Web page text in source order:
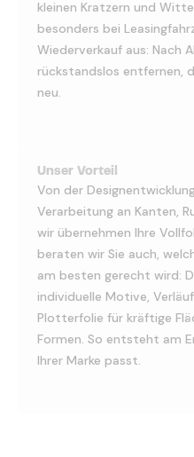
kleinen Kratzern und
besonders bei
Wiederverkauf aus: Nach
rückstandslos entfernen,
neu.
Unser Vorteil
Von der
Verarbeitung an Kanten,
wir übernehmen Ihre
beraten wir Sie auch,
am besten gerecht wird:
individuelle Motive,
Plotterfolie für kräftige
Formen. So entsteht am
Ihrer Marke passt.